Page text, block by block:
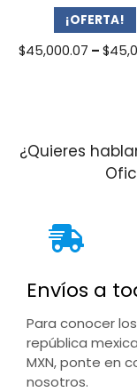
¡OFERTA!
$45,000.07 – $
¿Quieres
Envíos a
Para conocer
república
MXN, ponte en
nosotros.